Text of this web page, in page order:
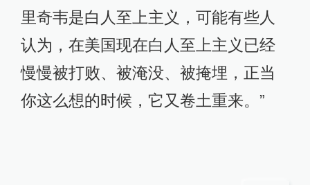
里奇韦是白人至上主义，可能有些人
认为，在美国现在白人至上主义已经
慢慢被打败、被淹没、被掩埋，正当
你这么想的时候，它又卷土重来。”